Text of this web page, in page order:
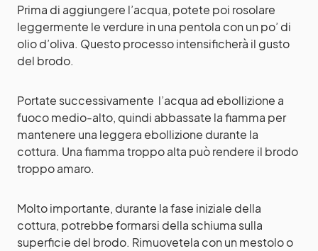
Prima di aggiungere l’acqua, potete poi rosolare
leggermente le verdure in una pentola con un po’ di
olio d’oliva. Questo processo intensificherà il gusto
del brodo.
Portate successivamente l’acqua ad ebollizione a
fuoco medio-alto, quindi abbassate la fiamma per
mantenere una leggera ebollizione durante la
cottura. Una fiamma troppo alta può rendere il brodo
troppo amaro.
Molto importante, durante la fase iniziale della
cottura, potrebbe formarsi della schiuma sulla
superficie del brodo. Rimuovetela con un mestolo o